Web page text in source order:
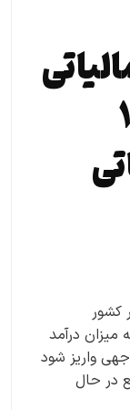
مالیاتی
حدود ۱۰
کشور
درآمد
واریز شود
در حال